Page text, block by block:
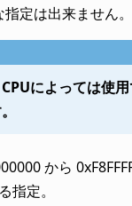
定は出来ません。
によっては使
から
指定。